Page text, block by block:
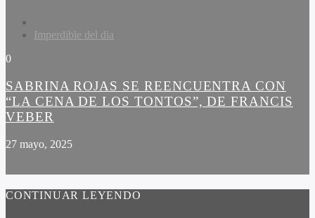
Imperdible del dia
0
SABRINA ROJAS SE REENCUENTRA CON
“LA CENA DE LOS TONTOS”, DE FRANCIS
VEBER
27 mayo, 2025
CONTINUAR LEYENDO